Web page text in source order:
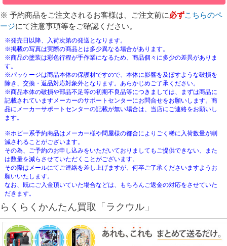
※ 予約商品をご注文されるお客様は、ご注文前に必ずこちらのペ
ージにて注意事項等をご確認ください。
※発売日以降、入荷次第の発送となります。
※掲載の写真は実際の商品とは多少異なる場合があります。
※商品の塗装は彩色行程が手作業になるため、商品個々に多少の差異がありま
す。
※パッケージは商品本体の保護材ですので、本体に影響を及ぼすような破損を
除き、交換・返品対応対象外となります。あらかじめご了承ください。
※商品本体の破損や部品不足等の初期不良品等につきましては、まずは商品に
記載されていますメーカーのサポートセンターにお問合せをお願いします。商
品にメーカーサポートセンターの記載が無い場合は、当店にご連絡をお願いし
ます。
※ホビー系予約商品はメーカー様や問屋様の都合によりごく稀に入荷数量が削
減されることがございます。
その為、ご予約のお申し込みをいただいておりましてもご提供できない、また
は数量を減らさせていただくことがございます。
その際はメールにてご連絡を差し上げますが、何卒ご了承くださいますようお
願いいたします。
なお、既にご入金頂いていた場合などは、もちろんご返金の対応をさせていた
だきます。
らくらくかんたん買取「ラクウル」